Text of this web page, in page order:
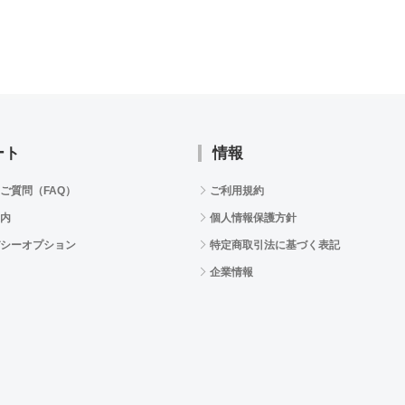
質問（FAQ）
ーオプション
情報
ご利用規約
個人情報保護方針
特定商取引法に基づく表記
企業情報